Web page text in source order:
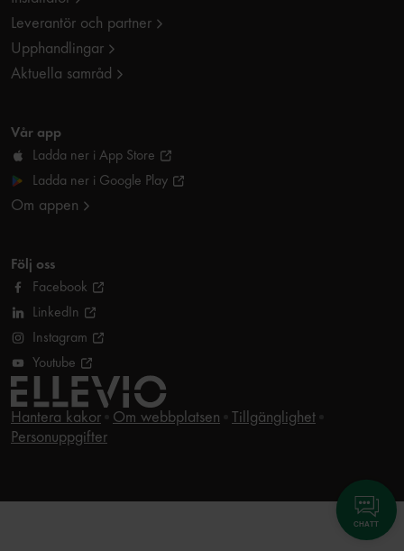
CHATT
Leverantör och partner
Upphandlingar
Aktuella samråd
Vår app
Ladda ner i App Store
Ladda ner i Google Play
Om appen
Följ oss
Facebook
LinkedIn
Instagram
Youtube
Hantera kakor Om webbplatsen
Tillgänglighet
Personuppgifter